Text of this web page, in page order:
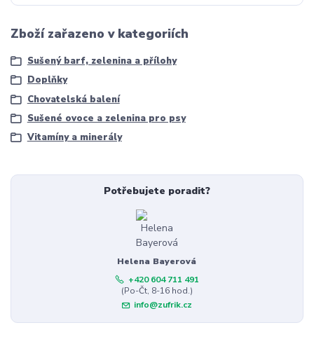
Zboží zařazeno v kategoriích
Sušený barf, zelenina a přílohy
Doplňky
Chovatelská balení
Sušené ovoce a zelenina pro psy
Vitamíny a minerály
Potřebujete poradit?
Helena Bayerová
+420 604 711 491
(Po-Čt, 8-16 hod.)
info@zufrik.cz